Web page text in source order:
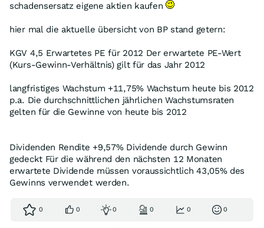
schadensersatz eigene aktien kaufen
hier mal die aktuelle übersicht von BP stand getern:
KGV 4,5 Erwartetes PE für 2012 Der erwartete PE-Wert
(Kurs-Gewinn-Verhältnis) gilt für das Jahr 2012
langfristiges Wachstum +11,75% Wachstum heute bis 2012
p.a. Die durchschnittlichen jährlichen Wachstumsraten
gelten für die Gewinne von heute bis 2012
Dividenden Rendite +9,57% Dividende durch Gewinn
gedeckt Für die während den nächsten 12 Monaten
erwartete Dividende müssen voraussichtlich 43,05% des
Gewinns verwendet werden.
0 0 0 0 0 0